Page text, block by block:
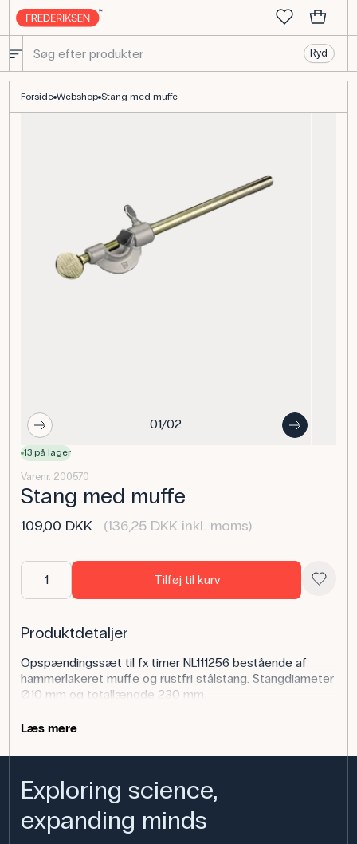
Ryd
Forside Webshop Stang med muffe
01/02
13 på lager
Varenr. 200570
Stang med muffe
109,00 DKK (136,25 DKK inkl. moms)
Tilføj til kurv
Produktdetaljer
Opspændingssæt til fx timer NL111256 bestående af
hammerlakeret muffe og rustfri stålstang. Stangdiameter
Ø10 mm og totallængde 230 mm.
Anvendelse af produktet
timere eller små komponenter skal fastgøres stabilt. I
værksteder og forberedelsesrum er det en fleksibel
holder til midlertidige opstillinger.
Læs mere
Exploring science,
expanding minds